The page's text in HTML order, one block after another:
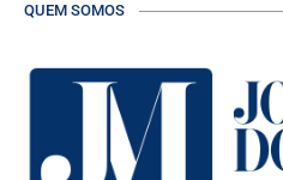
QUEM SOMOS